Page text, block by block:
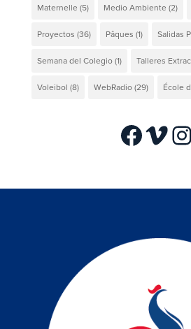
Maternelle (5) Medio Ambiente (2)
Proyectos (36) Pâques (1) Salidas
Semana del Colegio(1) Talleres
Voleibol (8) WebRadio(29) École